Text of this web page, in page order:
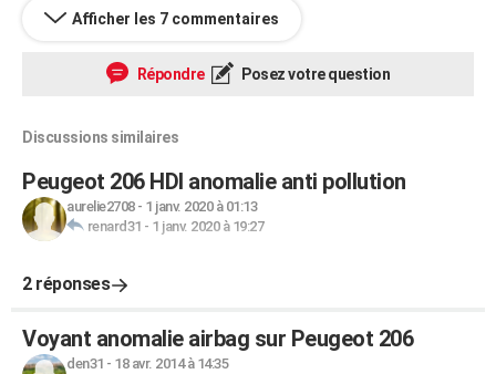
Afficher les 7 commentaires
Répondre Posez votre question
Discussions similaires
Peugeot 206 HDI anomalie anti pollution
aurelie2708- 1 janv. 2020 à 01:13
renard31 - 1 janv. 2020 à 19:27
2 réponses
Voyant anomalie airbag sur Peugeot 206
den31 - 18 avr. 2014 à 14:35